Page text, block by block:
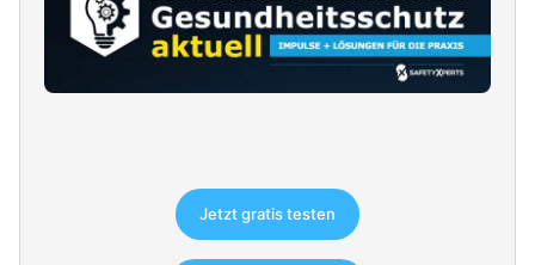
Jetzt gratis testen